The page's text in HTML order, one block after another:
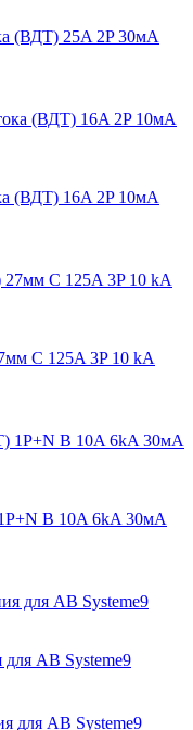
(ВДТ) 25A 2P 30мА
(ВДТ) 16A 2P 10мА
C 125A 3P 10 kA
B 10A 6kA 30мА
для АВ Systeme9